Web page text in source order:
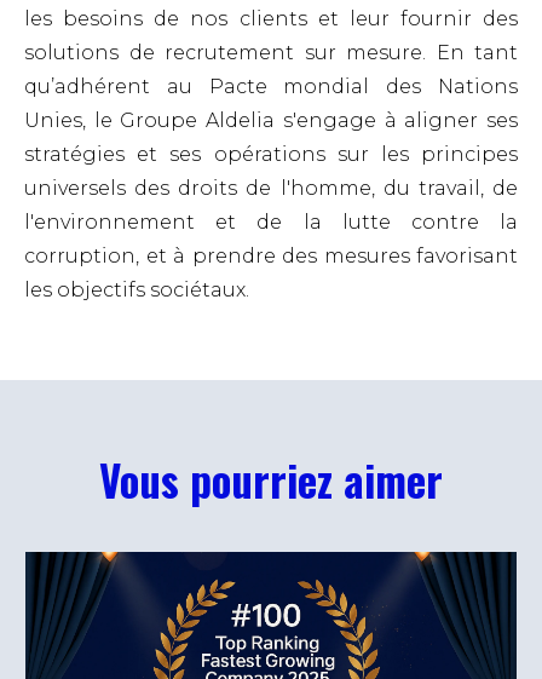
les besoins de nos clients et leur fournir des
solutions de recrutement sur mesure.
En tant
qu’adhérent au Pacte mondial des Nations
Unies, le Groupe Aldelia s'engage à aligner ses
stratégies et ses opérations sur les principes
universels des droits de l'homme, du travail, de
l'environnement et de la lutte contre la
corruption, et à prendre des mesures favorisant
les objectifs sociétaux.
Vous pourriez aimer